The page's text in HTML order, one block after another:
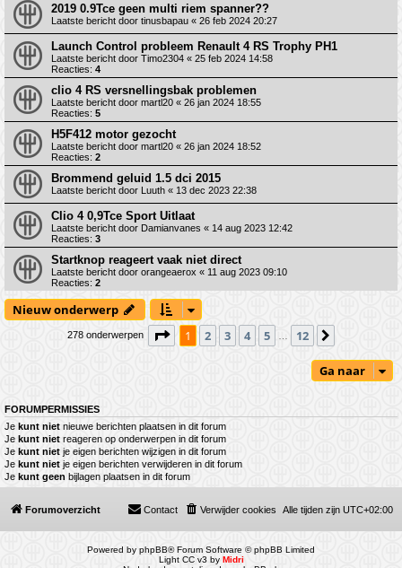
2019 0.9Tce geen multi riem spanner??
Laatste bericht door tinusbapau « 26 feb 2024 20:27
Launch Control probleem Renault 4 RS Trophy PH1
Laatste bericht door Timo2304 « 25 feb 2024 14:58
Reacties: 4
clio 4 RS versnellingsbak problemen
Laatste bericht door martl20 « 26 jan 2024 18:55
Reacties: 5
H5F412 motor gezocht
Laatste bericht door martl20 « 26 jan 2024 18:52
Reacties: 2
Brommend geluid 1.5 dci 2015
Laatste bericht door Luuth « 13 dec 2023 22:38
Clio 4 0,9Tce Sport Uitlaat
Laatste bericht door Damianvanes « 14 aug 2023 12:42
Reacties: 3
Startknop reageert vaak niet direct
Laatste bericht door orangeaerox « 11 aug 2023 09:10
Reacties: 2
Nieuw onderwerp
278 onderwerpen Pagina van12
1 2 3 4 5 12
Ga naar
FORUMPERMISSIES
Je kunt niet nieuwe berichten plaatsen in dit forum
Je kunt niet reageren op onderwerpen in dit forum
Je kunt niet je eigen berichten wijzigen in dit forum
Je kunt niet je eigen berichten verwijderen in dit forum
Je kunt geen bijlagen plaatsen in dit forum
Forumoverzicht Alle tijden zijn UTC+02:00
Verwijder cookies
Contact
Powered by phpBB® Forum Software © phpBB Limited
Light CC v3 by Midri